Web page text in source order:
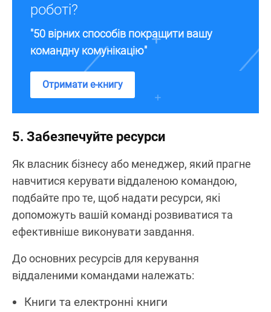
роботі?
"50 вірних способів покращити вашу
командну комунікацію"
Отримати е-книгу
5. Забезпечуйте ресурси
Як власник бізнесу або менеджер, який прагне
навчитися керувати віддаленою командою,
подбайте про те, щоб надати ресурси, які
допоможуть вашій команді розвиватися та
ефективніше виконувати завдання.
До основних ресурсів для керування
віддаленими командами належать:
Книги та електронні книги